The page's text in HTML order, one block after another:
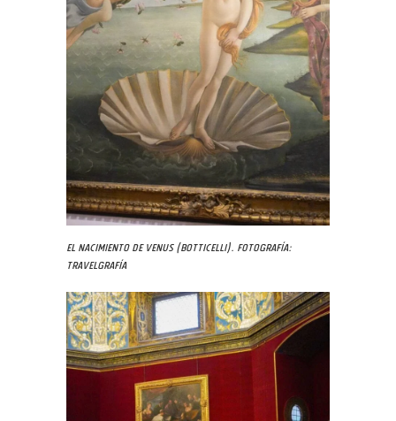
El nacimiento de Venus (Botticelli). Fotografía:
Travelgrafía